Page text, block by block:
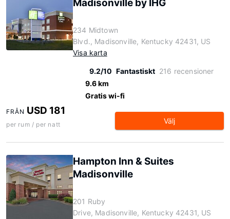
Madisonville by IHG
234 Midtown
Blvd., Madisonville, Kentucky 42431, US
Visa karta
9.2/10 Fantastiskt 216 recensioner
9.6 km
Gratis wi-fi
FRÅN USD 181
per rum / per natt Välj
Hampton Inn & Suites
Madisonville
201 Ruby
Drive, Madisonville, Kentucky 42431, US